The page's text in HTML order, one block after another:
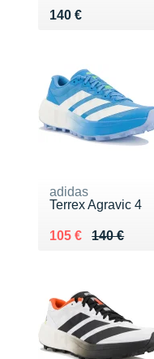
140 €
Vendu 140 €
adidas
Terrex Agravic 4
140 €
Au lieu de 140 €
105 €
Vendu 105 €